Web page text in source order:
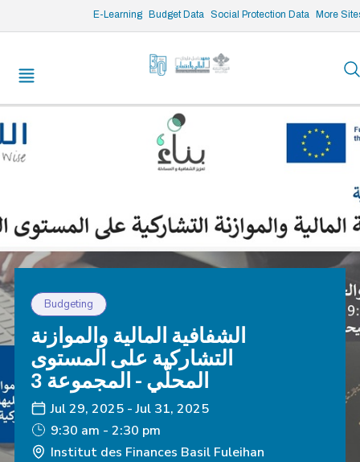
E-Learning Budget Data Social Protection Data More
/* opened search */
Budgeting
الشفافية المالية والموازنة
التشاركية على المستوى
المحلّي - المجموعة 3
Jul 29, 2025 - Jul 31, 2025
9:30 am - 2:30 pm
Institut des Finances Basil Fuleihan